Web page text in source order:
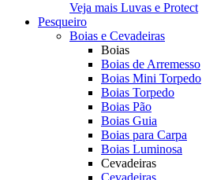
Veja mais Luvas e Protect
Pesqueiro
Boias e Cevadeiras
Boias
Boias de Arremesso
Boias Mini Torpedo
Boias Torpedo
Boias Pão
Boias Guia
Boias para Carpa
Boias Luminosa
Cevadeiras
Cevadeiras